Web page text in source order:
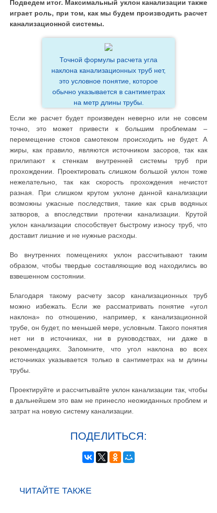
Подведем итог. Максимальный уклон канализации также
играет роль, при том, как мы будем производить расчет
канализационной системы.
Точной формулы расчета угла
наклона канализационных труб нет,
это условное понятие, которое
обычно указывается в сантиметрах
на метр длины трубы.
Если же расчет будет произведен неверно или не совсем
точно, это может привести к большим проблемам –
перемещение стоков самотеком происходить не будет. А
жиры, как правило, являются источником засоров, так как
прилипают к стенкам внутренней системы труб при
прохождении. Проектировать слишком большой уклон тоже
нежелательно, так как скорость прохождения нечистот
разная. При слишком крутом уклоне данной канализации
возможны ужасные последствия, такие как срыв водяных
затворов, а впоследствии протечки канализации. Крутой
уклон канализации способствует быстрому износу труб, что
доставит лишние и не нужные расходы.
Во внутренних помещениях уклон рассчитывают таким
образом, чтобы твердые составляющие вод находились во
взвешенном состоянии.
Благодаря такому расчету засор канализационных труб
можно избежать. Если же рассматривать понятие «угол
наклона» по отношению, например, к канализационной
трубе, он будет, по меньшей мере, условным. Такого понятия
нет ни в источниках, ни в руководствах, ни даже в
рекомендациях. Запомните, что угол наклона во всех
источниках указывается только в сантиметрах на м длины
трубы.
Проектируйте и рассчитывайте уклон канализации так, чтобы
в дальнейшем это вам не принесло неожиданных проблем и
затрат на новую систему канализации.
ПОДЕЛИТЬСЯ:
ЧИТАЙТЕ ТАКЖЕ